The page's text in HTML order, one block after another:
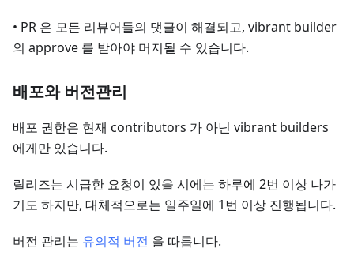
• PR 은 모든 리뷰어들의 댓글이 해결되고, vibrant builder
의 approve 를 받아야 머지될 수 있습니다.
배포와 버전관리
배포 권한은 현재 contributors 가 아닌 vibrant builders
에게만 있습니다.
릴리즈는 시급한 요청이 있을 시에는 하루에 2번 이상 나가
기도 하지만, 대체적으로는 일주일에 1번 이상 진행됩니다.
버전 관리는 유의적 버전 을 따릅니다.